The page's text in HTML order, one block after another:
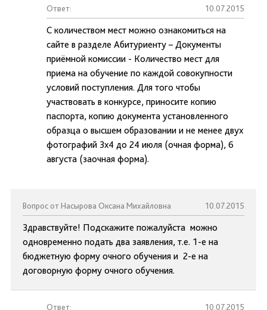
Ответ: 10.07.2015
С количеством мест можно ознакомиться на
сайте в разделе Абитуриенту – Документы
приёмной комиссии - Количество мест для
приема на обучение по каждой совокупности
условий поступления. Для того чтобы
участвовать в конкурсе, приносите копию
паспорта, копию документа установленного
образца о высшем образовании и не менее двух
фотографий 3х4 до 24 июля (очная форма), 6
августа (заочная форма).
Вопрос от Насырова Оксана Михайловна 10.07.2015
Здравствуйте! Подскажите пожалуйста можно
одновременно подать два заявления, т.е. 1-е на
бюджетную форму очного обучения и 2-е на
договорную форму очного обучения.
Ответ: 10.07.2015